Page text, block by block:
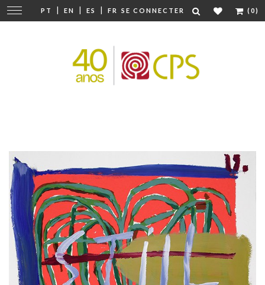
PT | EN | ES | FR SE CONNECTER (0)
Modifier
la